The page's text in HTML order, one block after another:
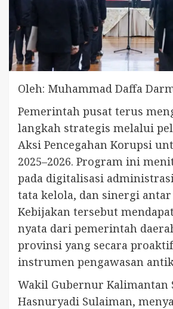
Oleh: Muhammad Daffa
Pemerintah pusat terus
langkah strategis melalui
Aksi Pencegahan Korupsi
2025–2026. Program ini
pada digitalisasi
tata kelola, dan sinergi antar
Kebijakan tersebut
nyata dari pemerintah
provinsi yang secara
instrumen pengawasan
Wakil Gubernur Kalimantan
Hasnuryadi Sulaiman,